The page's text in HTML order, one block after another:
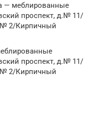
— меблированные
проспект, д.№ 11/
2/Кирпичный
проспект, д.№ 11/
2/Кирпичный